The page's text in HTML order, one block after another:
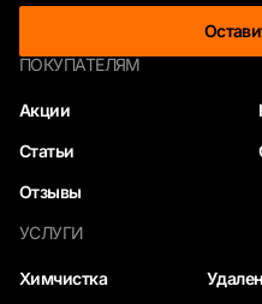
УСЛУГИ
Химчистка
ПОКУПАТЕЛЯМ
Акции
Статьи
Отзывы